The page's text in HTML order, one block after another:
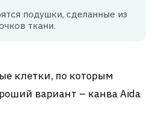
подушки, сделанные из
ткани.
клетки, по которым
вариант – канва Aida